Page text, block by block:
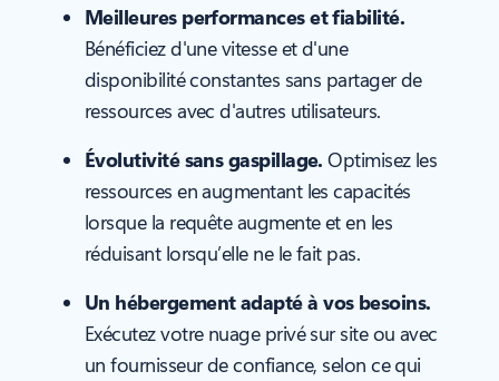
Meilleures performances et fiabilité.
Bénéficiez d'une vitesse et d'une
disponibilité constantes sans partager de
ressources avec d'autres utilisateurs.
Évolutivité sans gaspillage. Optimisez les
ressources en augmentant les capacités
lorsque la requête augmente et en les
réduisant lorsqu’elle ne le fait pas.
Un hébergement adapté à vos besoins.
Exécutez votre nuage privé sur site ou avec
un fournisseur de confiance, selon ce qui